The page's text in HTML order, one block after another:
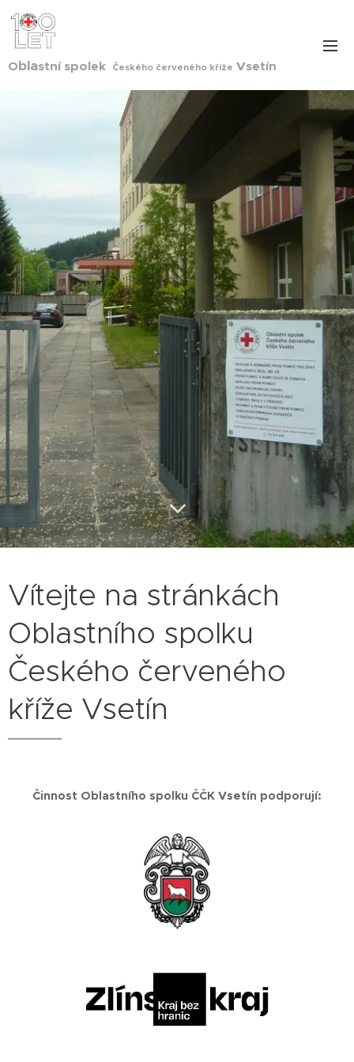
Oblastní spolek Českého červeného kříže Vsetín
Vítejte na stránkách
Oblastního spolku
Českého červeného
kříže Vsetín
Činnost Oblastního spolku ČČK Vsetín podporují: